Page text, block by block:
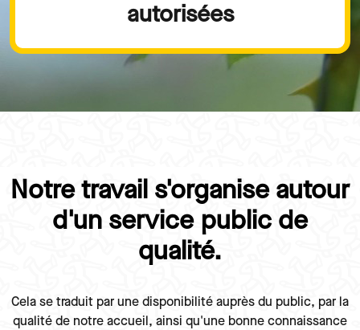
autorisées
Paragraphes
Notre travail s'organise autour
d'un service public de
qualité.
Texte
Cela se traduit par une disponibilité auprès du public, par la
qualité de notre accueil, ainsi qu'une bonne connaissance